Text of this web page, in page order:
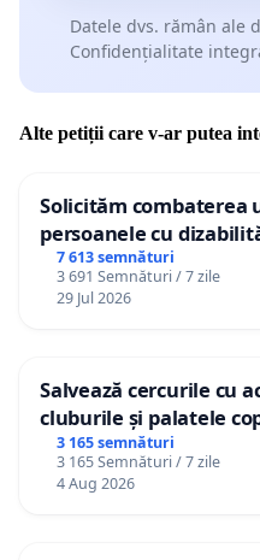
Datele dvs. rămân ale
Confidențialitate
Alte petiții care v-ar putea
Solicităm combaterea
persoanele cu
7 613 semnături
3 691 Semnături / 7 zile
29 Jul 2026
Salvează cercurile cu
cluburile și palatele
3 165 semnături
3 165 Semnături / 7 zile
4 Aug 2026